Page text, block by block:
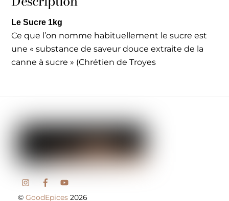
Le Sucre 1kg
Ce que l’on nomme habituellement le sucre est
une « substance de saveur douce extraite de la
canne à sucre » (Chrétien de Troyes
©GoodEpices 2026